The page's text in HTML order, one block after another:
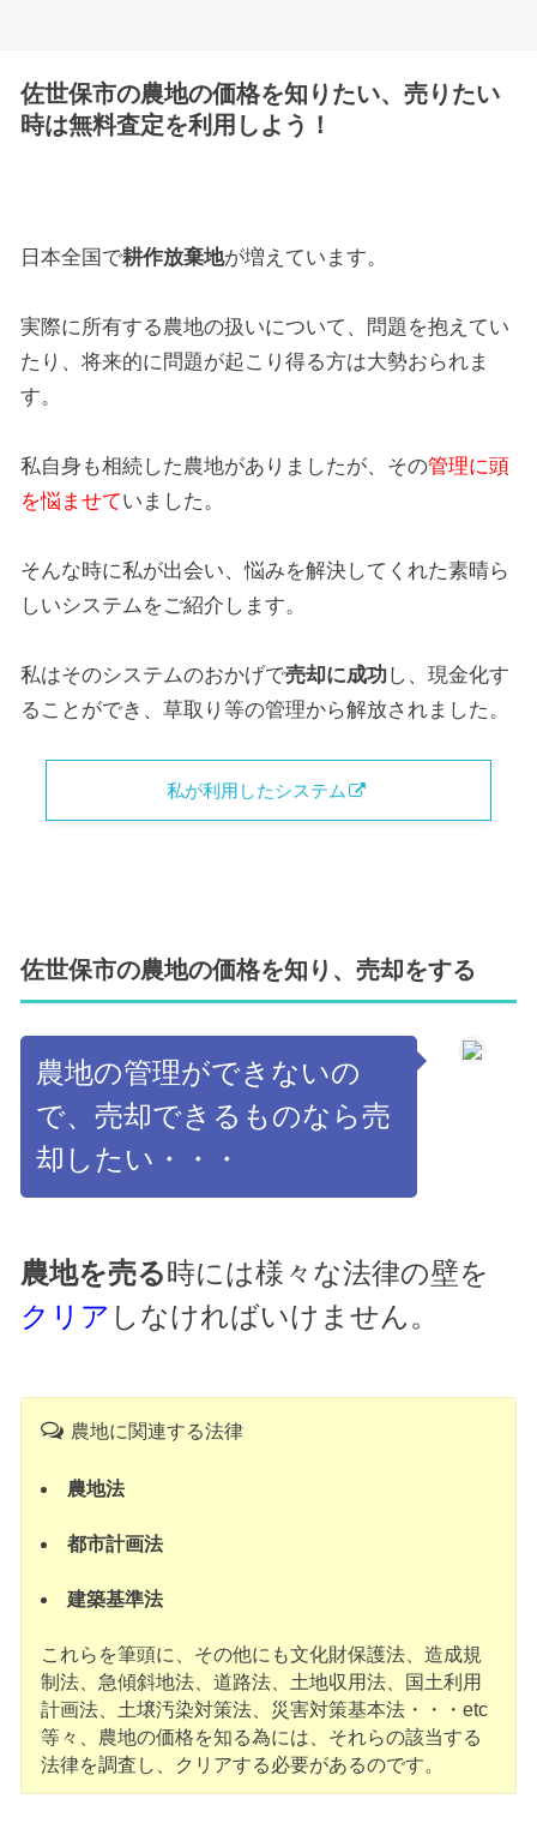
佐世保市の農地の価格を知りたい、売りたい
時は無料査定を利用しよう！
日本全国で耕作放棄地が増えています。
実際に所有する農地の扱いについて、問題を抱えてい
たり、将来的に問題が起こり得る方は大勢おられま
す。
私自身も相続した農地がありましたが、その管理に頭
を悩ませていました。
そんな時に私が出会い、悩みを解決してくれた素晴ら
しいシステムをご紹介します。
私はそのシステムのおかげで売却に成功し、現金化す
ることができ、草取り等の管理から解放されました。
私が利用したシステム
佐世保市の農地の価格を知り、売却をする
農地の管理ができないの
で、売却できるものなら売
却したい・・・
農地を売る時には様々な法律の壁を
クリア しなければいけません。
農地に関連する法律
農地法
都市計画法
建築基準法
これらを筆頭に、その他にも文化財保護法、造成規
制法、急傾斜地法、道路法、土地収用法、国土利用
計画法、土壌汚染対策法、災害対策基本法・・・etc
等々、農地の価格を知る為には、それらの該当する
法律を調査し、クリアする必要があるのです。